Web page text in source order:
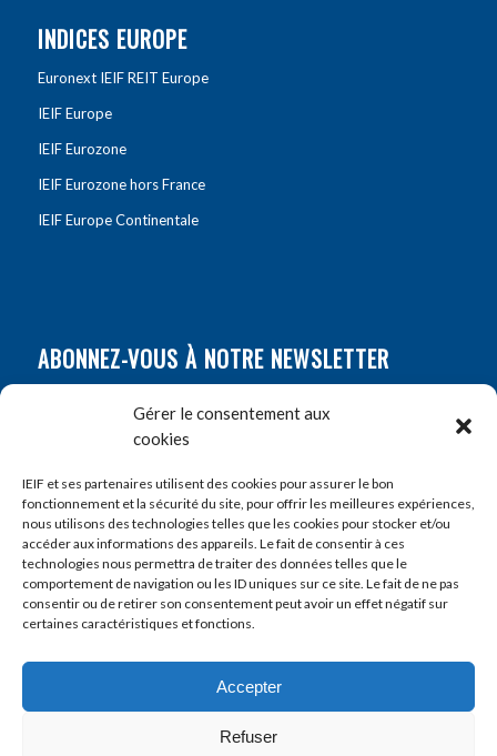
Gérer le consentement aux
cookies
IEIF et ses partenaires utilisent des cookies pour assurer le bon
fonctionnement et la sécurité du site, pour offrir les meilleures expériences,
nous utilisons des technologies telles que les cookies pour stocker et/ou
accéder aux informations des appareils. Le fait de consentir à ces
technologies nous permettra de traiter des données telles que le
comportement de navigation ou les ID uniques sur ce site. Le fait de ne pas
consentir ou de retirer son consentement peut avoir un effet négatif sur
certaines caractéristiques et fonctions.
Accepter
Refuser
INDICES EUROPE
Euronext IEIF REIT Europe
IEIF Europe
IEIF Eurozone
IEIF Eurozone hors France
IEIF Europe Continentale
ABONNEZ-VOUS À NOTRE NEWSLETTER
Prénom*
E-mail*